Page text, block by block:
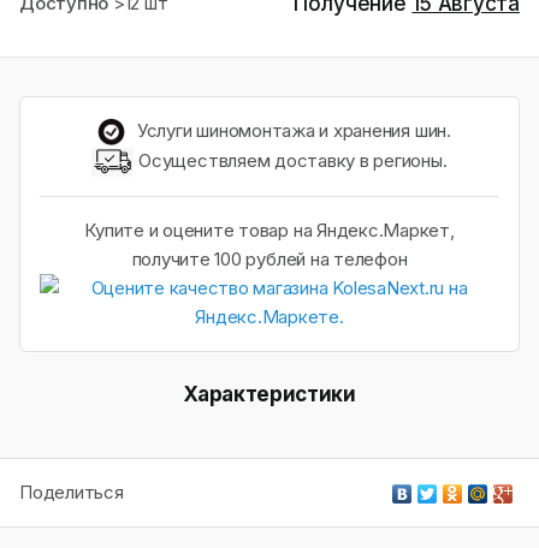
Услуги шиномонтажа и хранения шин.
Осуществляем доставку в регионы.
Купите и оцените товар на Яндекс.Маркет,
получите 100 рублей на телефон
Характеристики
Поделиться